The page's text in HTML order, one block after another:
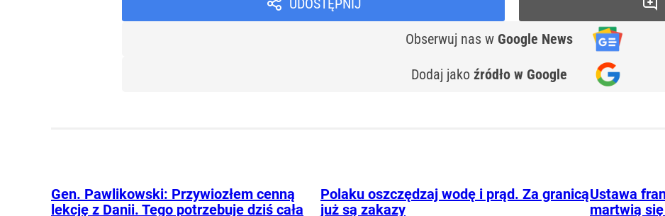
UDOSTĘPNIJ
Obserwuj nas w Google News
Dodaj jako źródło w Google
Gen. Pawlikowski: Przywiozłem cenną
lekcję z Danii. Tego potrzebuje dziś cała
Polaku oszczędzaj wodę i prąd. Za granicą
już są zakazy
Ustawa
martwią